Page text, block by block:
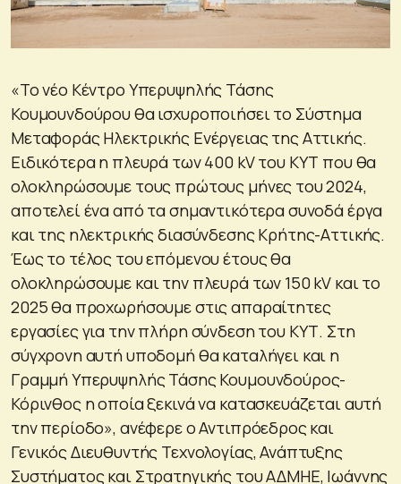
«Το νέο Κέντρο Υπερυψηλής Τάσης
Κουμουνδούρου θα ισχυροποιήσει το Σύστημα
Μεταφοράς Ηλεκτρικής Ενέργειας της Αττικής.
Ειδικότερα η πλευρά των 400 kV του ΚΥΤ που θα
ολοκληρώσουμε τους πρώτους μήνες του 2024,
αποτελεί ένα από τα σημαντικότερα συνοδά έργα
και της ηλεκτρικής διασύνδεσης Κρήτης-Αττικής.
Έως το τέλος του επόμενου έτους θα
ολοκληρώσουμε και την πλευρά των 150 kV και το
2025 θα προχωρήσουμε στις απαραίτητες
εργασίες για την πλήρη σύνδεση του ΚΥΤ. Στη
σύγχρονη αυτή υποδομή θα καταλήγει και η
Γραμμή Υπερυψηλής Τάσης Κουμουνδούρος-
Κόρινθος η οποία ξεκινά να κατασκευάζεται αυτή
την περίοδο», ανέφερε ο Αντιπρόεδρος και
Γενικός Διευθυντής Τεχνολογίας, Ανάπτυξης
Συστήματος και Στρατηγικής του ΑΔΜΗΕ, Ιωάννης